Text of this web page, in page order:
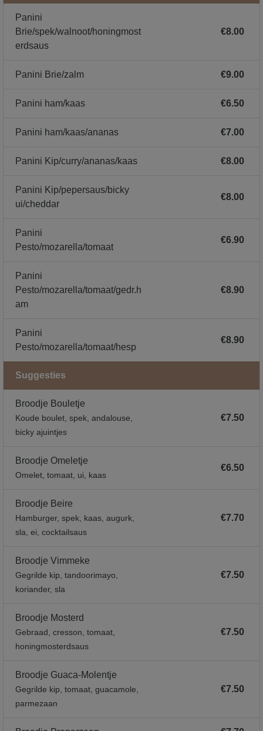
Panini
Brie/spek/walnoot/honingmost
erdsaus
€8.00
Panini Brie/zalm €9.00
Panini ham/kaas €6.50
Panini ham/kaas/ananas €7.00
Panini Kip/curry/ananas/kaas €8.00
Panini Kip/pepersaus/bicky
ui/cheddar
€8.00
Panini
Pesto/mozarella/tomaat
€6.90
Panini
Pesto/mozarella/tomaat/gedr.h
am
€8.90
Panini
Pesto/mozarella/tomaat/hesp
€8.90
Suggesties
Broodje Bouletje
Koude boulet, spek, andalouse,
bicky ajuintjes
€7.50
Broodje Omeletje
Omelet, tomaat, ui, kaas
€6.50
Broodje Beire
Hamburger, spek, kaas, augurk,
sla, ei, cocktailsaus
€7.70
Broodje Vimmeke
Gegrilde kip, tandoorimayo,
koriander, sla
€7.50
Broodje Mosterd
Gebraad, cresson, tomaat,
honingmosterdsaus
€7.50
Broodje Guaca-Molentje
Gegrilde kip, tomaat, guacamole,
parmezaan
€7.50